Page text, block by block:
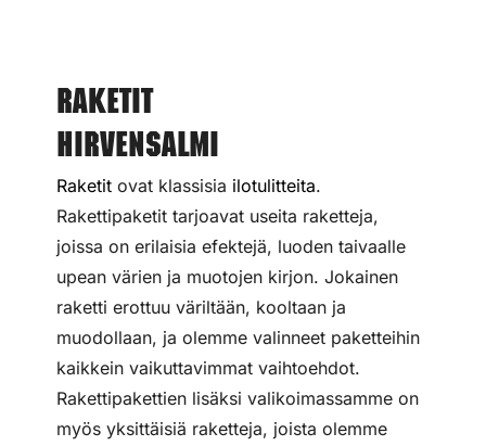
Raketit
Hirvensalmi
Raketit ovat klassisia ilotulitteita.
Rakettipaketit tarjoavat useita raketteja,
joissa on erilaisia efektejä, luoden taivaalle
upean värien ja muotojen kirjon. Jokainen
raketti erottuu väriltään, kooltaan ja
muodollaan, ja olemme valinneet paketteihin
kaikkein vaikuttavimmat vaihtoehdot.
Rakettipakettien lisäksi valikoimassamme on
myös yksittäisiä raketteja, joista olemme